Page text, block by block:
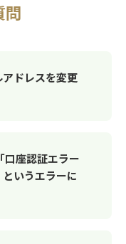
問
ドレスを変更
座認証エラー
いうエラーに